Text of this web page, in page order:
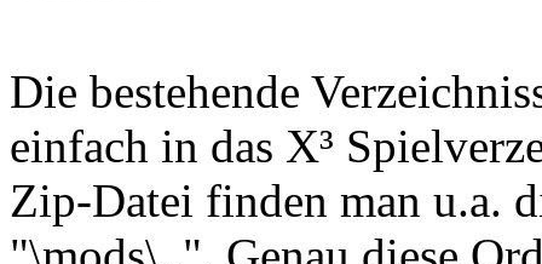
Die bestehende
einfach in das X³
Zip-Datei finden man u.a.